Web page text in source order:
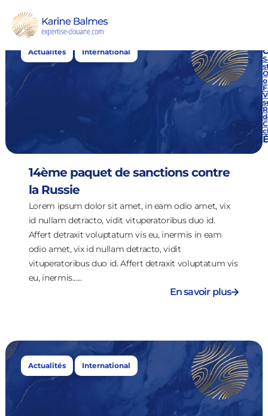
Étiquette : International
Actualités , International
14ème paquet de sanctions contre
la Russie
Lorem ipsum dolor sit amet, in eam odio amet, vix
id nullam detracto, vidit vituperatoribus duo id.
Affert detraxit voluptatum vis eu, inermis in eam
odio amet, vix id nullam detracto, vidit
vituperatoribus duo id. Affert detraxit voluptatum vis
eu, inermis......
En savoir plus
Actualités , International